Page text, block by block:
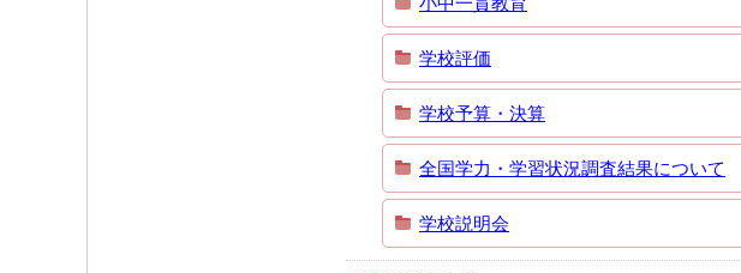
学校評価
学校予算・決算
全国学力・学習状況調査結果について
学校説明会